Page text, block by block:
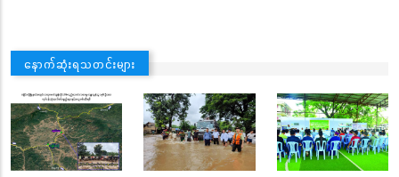
နောက်ဆုံးရသတင်းများ